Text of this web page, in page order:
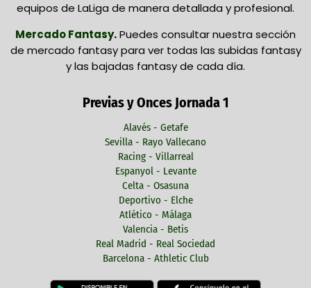
equipos de LaLiga de manera detallada y profesional.
Mercado Fantasy.Puedes consultar nuestra sección
de mercado fantasy para ver todas las subidas fantasy
y las bajadas fantasy de cada día.
Previas y Onces Jornada 1
Alavés - Getafe
Sevilla - Rayo Vallecano
Racing - Villarreal
Espanyol - Levante
Celta - Osasuna
Deportivo - Elche
Atlético - Málaga
Valencia - Betis
Real Madrid - Real Sociedad
Barcelona - Athletic Club